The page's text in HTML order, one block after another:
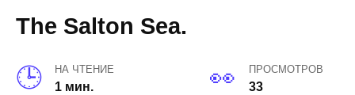
The Salton Sea.
НА ЧТЕНИЕ
1 мин.
ПРОСМОТРОВ
33